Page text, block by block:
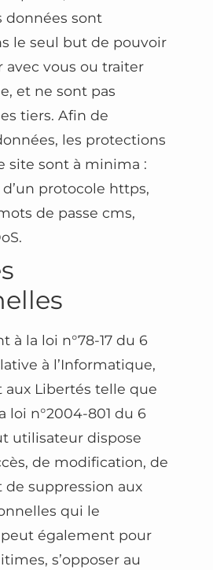
données sont
le seul but de pouvoir
vous ou traiter
et ne sont pas
tiers. Afin de
les protections
site sont à minima :
protocole https,
de passe cms,
à la loi n°78-17 du 6
à l’Informatique,
aux Libertés telle que
loi n°2004-801 du 6
utilisateur dispose
de modification, de
suppression aux
qui le
également pour
s’opposer au